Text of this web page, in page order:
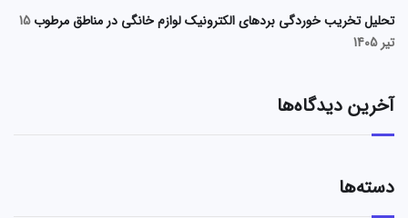
تحلیل تخریب خوردگی بردهای الکترونیک لوازم خانگی در مناطق مرطوب 15
تیر 1405
آخرین دیدگاه‌ها
دسته‌ها